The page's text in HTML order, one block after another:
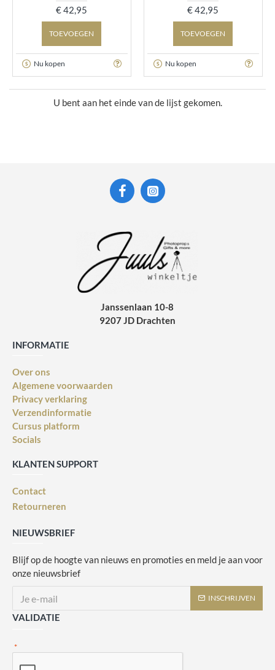
€ 42,95
TOEVOEGEN
Nu kopen
€ 42,95
TOEVOEGEN
Nu kopen
U bent aan het einde van de lijst gekomen.
Janssenlaan 10-8
9207 JD Drachten
INFORMATIE
Over ons
Algemene voorwaarden
Privacy verklaring
Verzendinformatie
Cursus platform
Socials
KLANTEN SUPPORT
Contact
Retourneren
NIEUWSBRIEF
Blijf op de hoogte van nieuws en promoties en meld je aan voor
onze nieuwsbrief
INSCHRIJVEN
VALIDATIE